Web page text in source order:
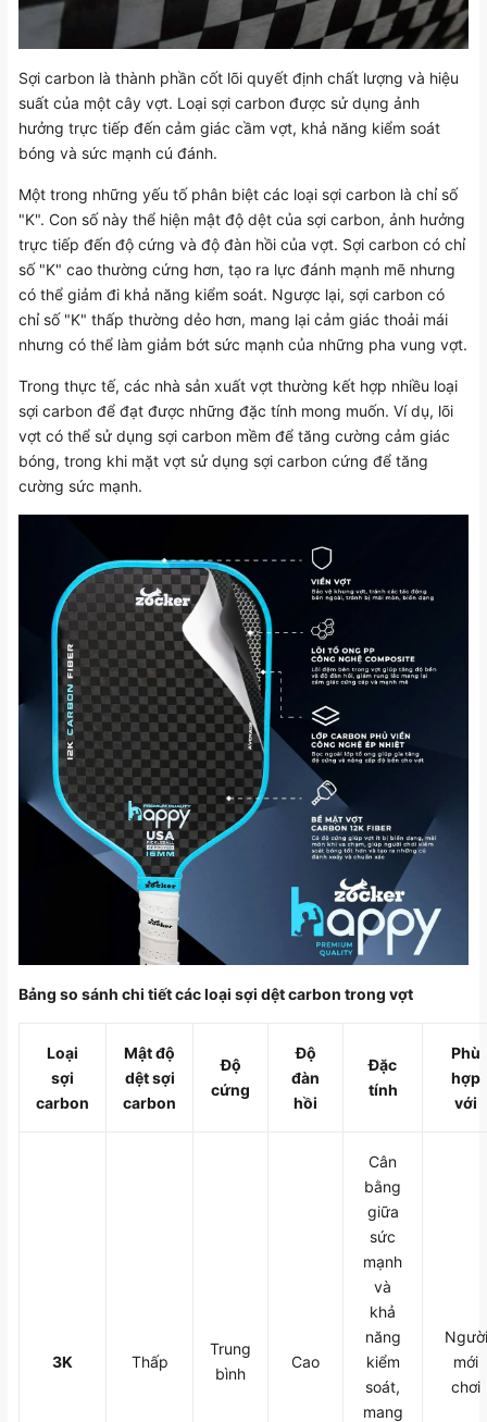
Sợi carbon là thành phần cốt lõi quyết định chất lượng và hiệu
suất của một cây vợt. Loại sợi carbon được sử dụng ảnh
hưởng trực tiếp đến cảm giác cầm vợt, khả năng kiểm soát
bóng và sức mạnh cú đánh.
Một trong những yếu tố phân biệt các loại sợi carbon là chỉ số
"K". Con số này thể hiện mật độ dệt của sợi carbon, ảnh hưởng
trực tiếp đến độ cứng và độ đàn hồi của vợt. Sợi carbon có chỉ
số "K" cao thường cứng hơn, tạo ra lực đánh mạnh mẽ nhưng
có thể giảm đi khả năng kiểm soát. Ngược lại, sợi carbon có
chỉ số "K" thấp thường dẻo hơn, mang lại cảm giác thoải mái
nhưng có thể làm giảm bớt sức mạnh của những pha vung vợt.
Trong thực tế, các nhà sản xuất vợt thường kết hợp nhiều loại
sợi carbon để đạt được những đặc tính mong muốn. Ví dụ, lõi
vợt có thể sử dụng sợi carbon mềm để tăng cường cảm giác
bóng, trong khi mặt vợt sử dụng sợi carbon cứng để tăng
cường sức mạnh.
Bảng so sánh chi tiết các loại sợi dệt carbon trong vợt
Loại
sợi
carbon
Mật độ
dệt sợi
carbon
Độ
cứng
Độ
đàn
hồi
Đặc
tính
Phù
hợp
với
3K Thấp
Trung
bình
Cao
Cân
bằng
giữa
sức
mạnh
và
khả
năng
kiểm
soát,
mang
Người
mới
chơi